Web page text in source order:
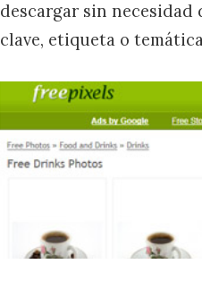
descargar sin
clave, etiqueta o